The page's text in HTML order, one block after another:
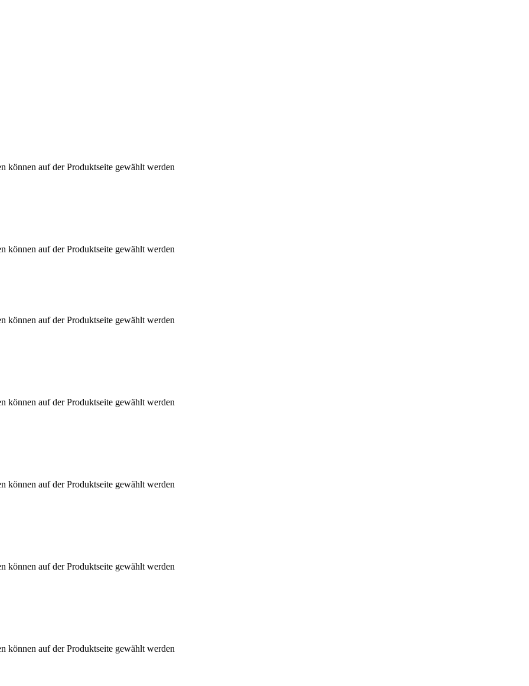
können auf der Produktseite gewählt werden
können auf der Produktseite gewählt werden
können auf der Produktseite gewählt werden
können auf der Produktseite gewählt werden
können auf der Produktseite gewählt werden
können auf der Produktseite gewählt werden
können auf der Produktseite gewählt werden